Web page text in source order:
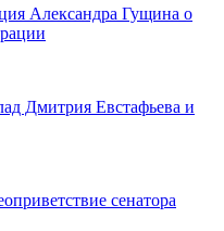
Александра Гущина о
Дмитрия Евстафьева и
сенатора